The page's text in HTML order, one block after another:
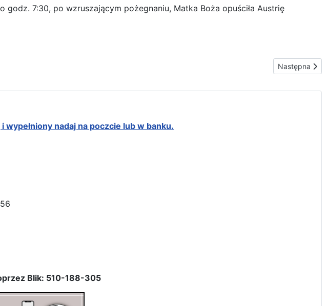
godz. 7:30, po wzruszającym pożegnaniu, Matka Boża opuściła Austrię
w pełnym toku! Następna
Następna
nadaj na poczcie lub w banku.
Blik: 510-188-305